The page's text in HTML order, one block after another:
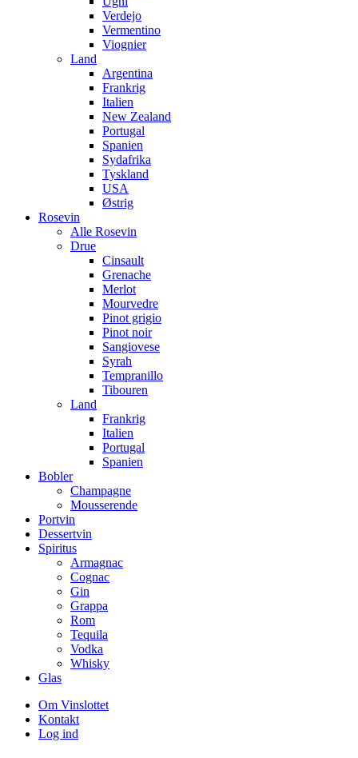
Verdejo
Vermentino
Viognier
Land
Argentina
Frankrig
Italien
New Zealand
Portugal
Spanien
Sydafrika
Tyskland
USA
Østrig
Rosevin
Alle Rosevin
Drue
Cinsault
Grenache
Merlot
Mourvedre
Pinot grigio
Pinot noir
Sangiovese
Syrah
Tempranillo
Tibouren
Land
Frankrig
Italien
Portugal
Spanien
Bobler
Champagne
Mousserende
Portvin
Dessertvin
Spiritus
Armagnac
Cognac
Gin
Grappa
Rom
Tequila
Vodka
Whisky
Glas
Om Vinslottet
Kontakt
Log ind